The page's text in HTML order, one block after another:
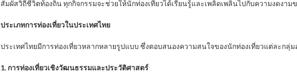
สัมผัสวิถีชีวิตท้องถิ่น ทุกกิจกรรมจะช่วยให้นักท่องเที่ยวได้เรียนรู้และเพลิดเพลินไปกับความงดงาม
ประเภทการท่องเที่ยวในประเทศไทย
ประเทศไทยมีการท่องเที่ยวหลากหลายรูปแบบ ซึ่งตอบสนองความสนใจของนักท่องเที่ยวแต่ละกลุ่
1. การท่องเที่ยวเชิงวัฒนธรรมและประวัติศาสตร์